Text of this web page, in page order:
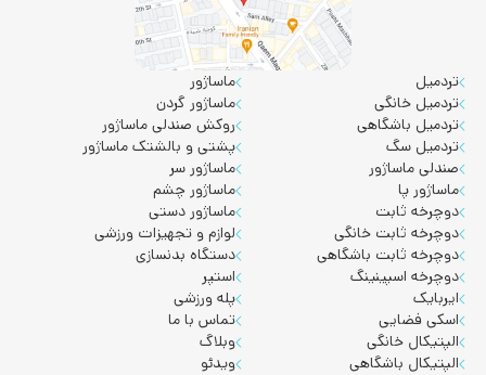
تردمیل
تردمیل خانگی
تردمیل باشگاهی
تردمیل سگ
صندلی ماساژور
ماساژور پا
دوچرخه ثابت
دوچرخه ثابت خانگی
دوچرخه ثابت باشگاهی
دوچرخه اسپینینگ
ایربایک
اسکی فضایی
الپتیکال خانگی
الپتیکال باشگاهی
ماساژور
ماساژور گردن
روکش صندلی ماساژور
پشتی و بالشتک ماساژور
ماساژور سر
ماساژور چشم
ماساژور دستی
لوازم و تجهیزات ورزشی
دستگاه بدنسازی
استپر
پله ورزشی
تماس با ما
وبلاگ
ویدئو